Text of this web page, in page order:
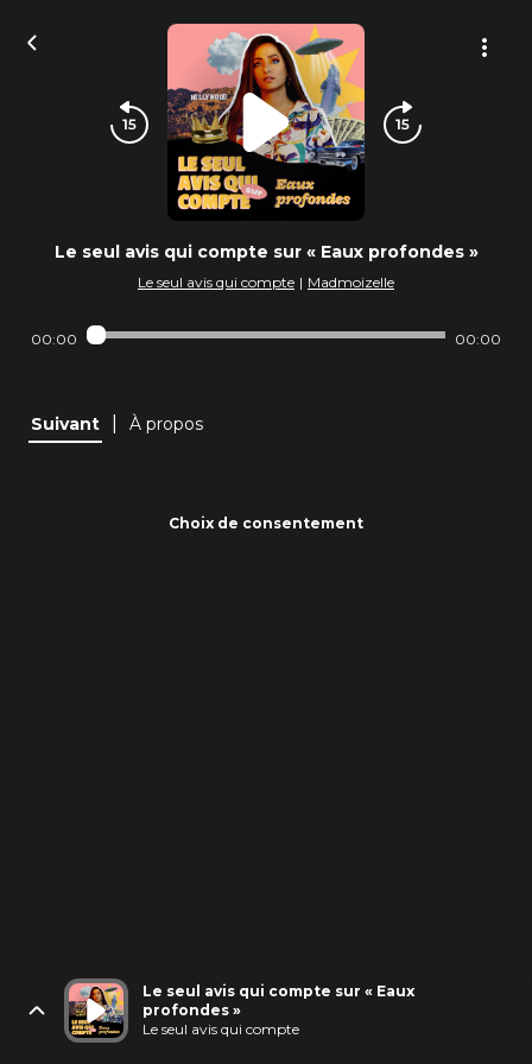
Le seul avis qui compte sur « Eaux profondes »
Le seul avis qui compte | Madmoizelle
00:00 00:00
Suivant À propos
Choix de consentement
Le seul avis qui compte sur « Eaux
profondes »
Le seul avis qui compte